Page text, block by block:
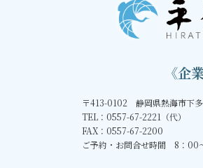
《企
〒413-0102 静岡県熱海市下
TEL：0557-67-2221（代）
FAX：0557-67-2200
ご予約・お問合せ時間 8：00